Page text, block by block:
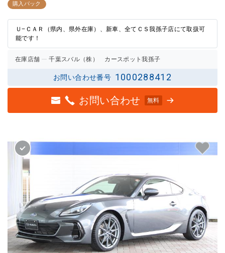
購入パック
Ｕ−ＣＡＲ（県内、県外在庫）、新車、全てＣＳ我孫子店にて取扱可
能です！
在庫店舗 千葉スバル（株） カースポット我孫子
お問い合わせ番号 1000288412
お問い合わせ 無料